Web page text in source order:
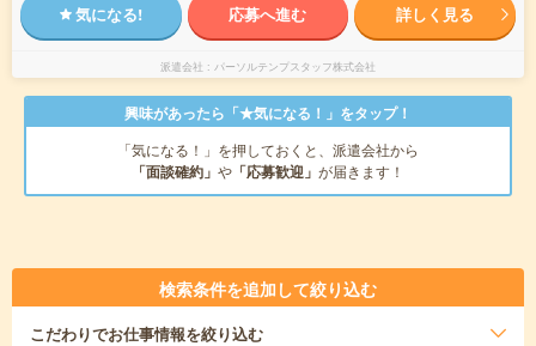
気になる! 応募へ進む 詳しく見る
派遣会社 パーソルテンプスタッフ株式会社
興味があったら「★気になる！」をタップ！
「気になる！」を押しておくと、派遣会社から
「面談確約」 や 「応募歓迎」 が届きます！
検索条件を追加して絞り込む
こだわりでお仕事情報を絞り込む